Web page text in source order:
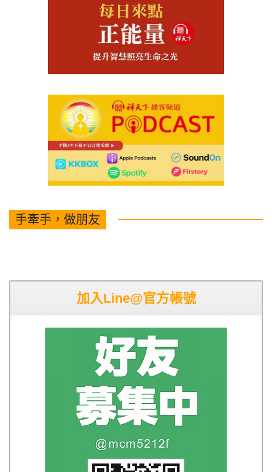
手牽手，做朋友
加入Line@官方帳號